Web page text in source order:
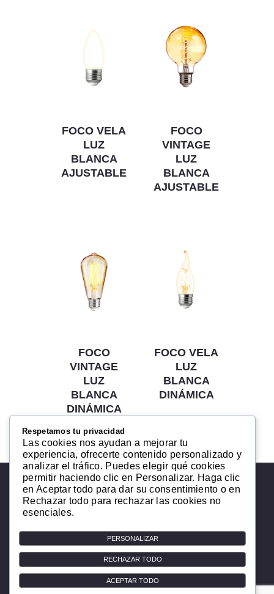
FOCO VELA
LUZ
BLANCA
AJUSTABLE
FOCO
VINTAGE
LUZ
BLANCA
AJUSTABLE
FOCO
VINTAGE
LUZ
BLANCA
DINÁMICA
FOCO VELA
LUZ
BLANCA
DINÁMICA
Copyright © 2025. Todos los derechos
reservados
Aviso de Privacidad
Respetamos tu privacidad
Las cookies nos ayudan a mejorar tu
experiencia, ofrecerte contenido personalizado y
analizar el tráfico. Puedes elegir qué cookies
permitir haciendo clic en Personalizar. Haga clic
en Aceptar todo para dar su consentimiento o en
Rechazar todo para rechazar las cookies no
esenciales.
PERSONALIZAR
RECHAZAR TODO
ACEPTAR TODO